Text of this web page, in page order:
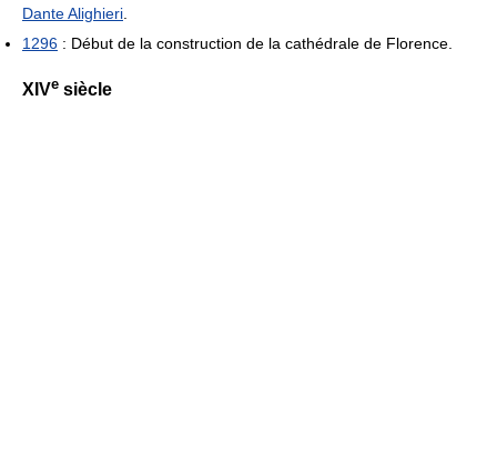
Dante Alighieri
1296 : Début de la construction de la cathédrale de Florence.
XIVe siècle